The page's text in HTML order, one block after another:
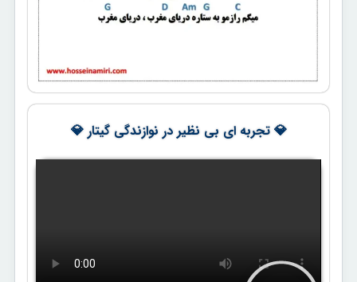
💎 تجربه ای بی نظیر در نوازندگی گیتار 💎